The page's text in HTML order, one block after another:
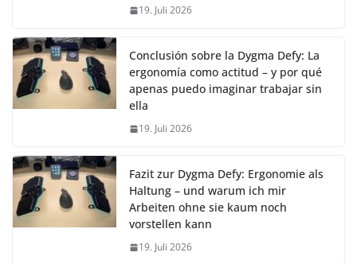
19. Juli 2026
Conclusión sobre la Dygma Defy: La
ergonomía como actitud – y por qué
apenas puedo imaginar trabajar sin
ella
19. Juli 2026
Fazit zur Dygma Defy: Ergonomie als
Haltung – und warum ich mir
Arbeiten ohne sie kaum noch
vorstellen kann
19. Juli 2026